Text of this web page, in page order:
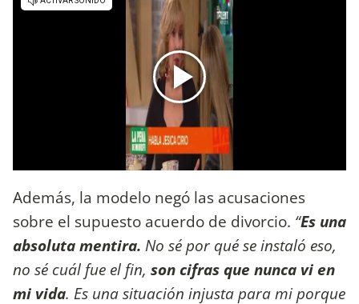
Además, la modelo negó las acusaciones
sobre el supuesto acuerdo de divorcio. “Es una
absoluta mentira. No sé por qué se instaló eso,
no sé cuál fue el fin, son cifras que nunca vi en
mi vida. Es una situación injusta para mi porque